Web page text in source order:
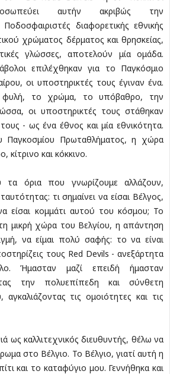
αυτήν ακριβώς την
Ποδοσφαιριστές διαφορετικής εθνικής
χρώματος δέρματος και θρησκείας,
γλώσσες, αποτελούν μία ομάδα.
επιλέχθηκαν για το Παγκόσμιο
οι υποστηρικτές τους έγιναν ένα.
φυλή, το χρώμα, το υπόβαθρο, την
οι υποστηρικτές τους στάθηκαν
- ως ένα έθνος και μία εθνικότητα.
Παγκοσμίου Πρωταθλήματος, η χώρα
κίτρινο και κόκκινο.
όρια που γνωρίζουμε αλλάζουν,
τι σημαίνει να είσαι Βέλγος,
είσαι κομμάτι αυτού του κόσμου; Το
μικρή χώρα του Βελγίου, η απάντηση
να είμαι πολύ σαφής: το να είναι
τους Red Devils - ανεξάρτητα
Ήμασταν μαζί επειδή ήμασταν
την πολυεπίπεδη και σύνθετη
τις ομοιότητες και τις
ως καλλιτεχνικός διευθυντής, θέλω να
στο Βέλγιο. Το Βέλγιο, γιατί αυτή η
και το καταφύγιο μου. Γεννήθηκα και